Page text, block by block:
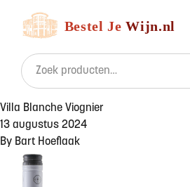
Search for:
Villa Blanche Viognier
13 augustus 2024
By Bart Hoeflaak